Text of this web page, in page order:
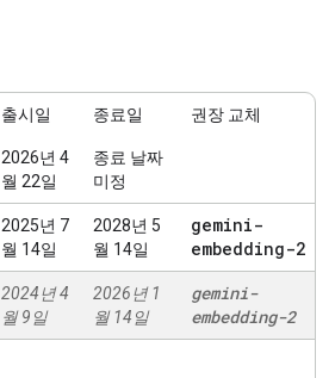
출시일 종료일 권장 교체
2026년 4
월 22일
종료 날짜
미정
2025년 7
월 14일
2028년 5
월 14일
gemini-
embedding-2
2024년 4
월 9일
2026년 1
월 14일
gemini-
embedding-2